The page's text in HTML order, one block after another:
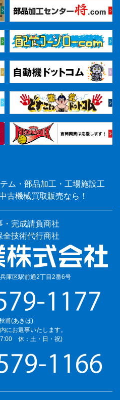
ム・部品加工・工場施設工
古機械買取販売なら！
・完成請負商社
全技術代行商社
庫区駅前通2丁目2番6号
甫(あきほ)
にお返事いたします。
休：土・日・祝)